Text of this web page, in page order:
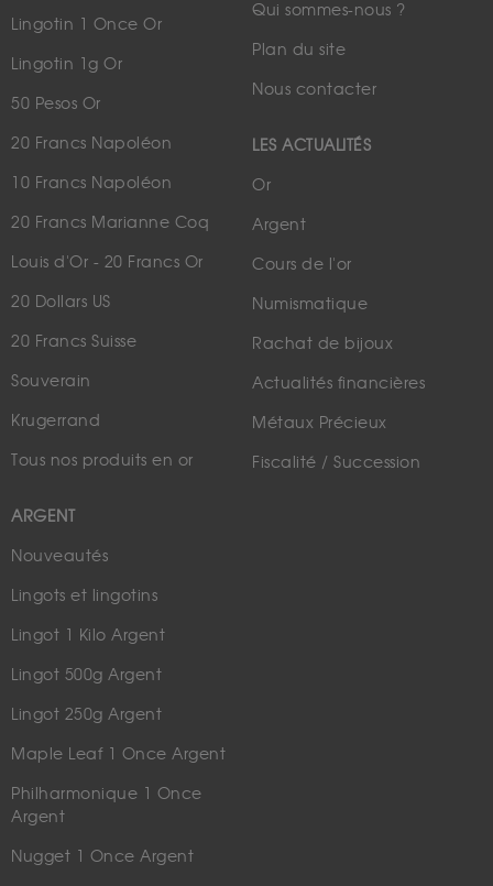
Lingotin 1 Once Or
Lingotin 1g Or
50 Pesos Or
20 Francs Napoléon
10 Francs Napoléon
20 Francs Marianne Coq
Louis d'Or - 20 Francs Or
20 Dollars US
20 Francs Suisse
Souverain
Krugerrand
Tous nos produits en or
ARGENT
Nouveautés
Lingots et lingotins
Lingot 1 Kilo Argent
Lingot 500g Argent
Lingot 250g Argent
Maple Leaf 1 Once Argent
Philharmonique 1 Once
Argent
Nugget 1 Once Argent
Qui sommes-nous ?
Plan du site
Nous contacter
LES ACTUALITÉS
Or
Argent
Cours de l'or
Numismatique
Rachat de bijoux
Actualités financières
Métaux Précieux
Fiscalité / Succession